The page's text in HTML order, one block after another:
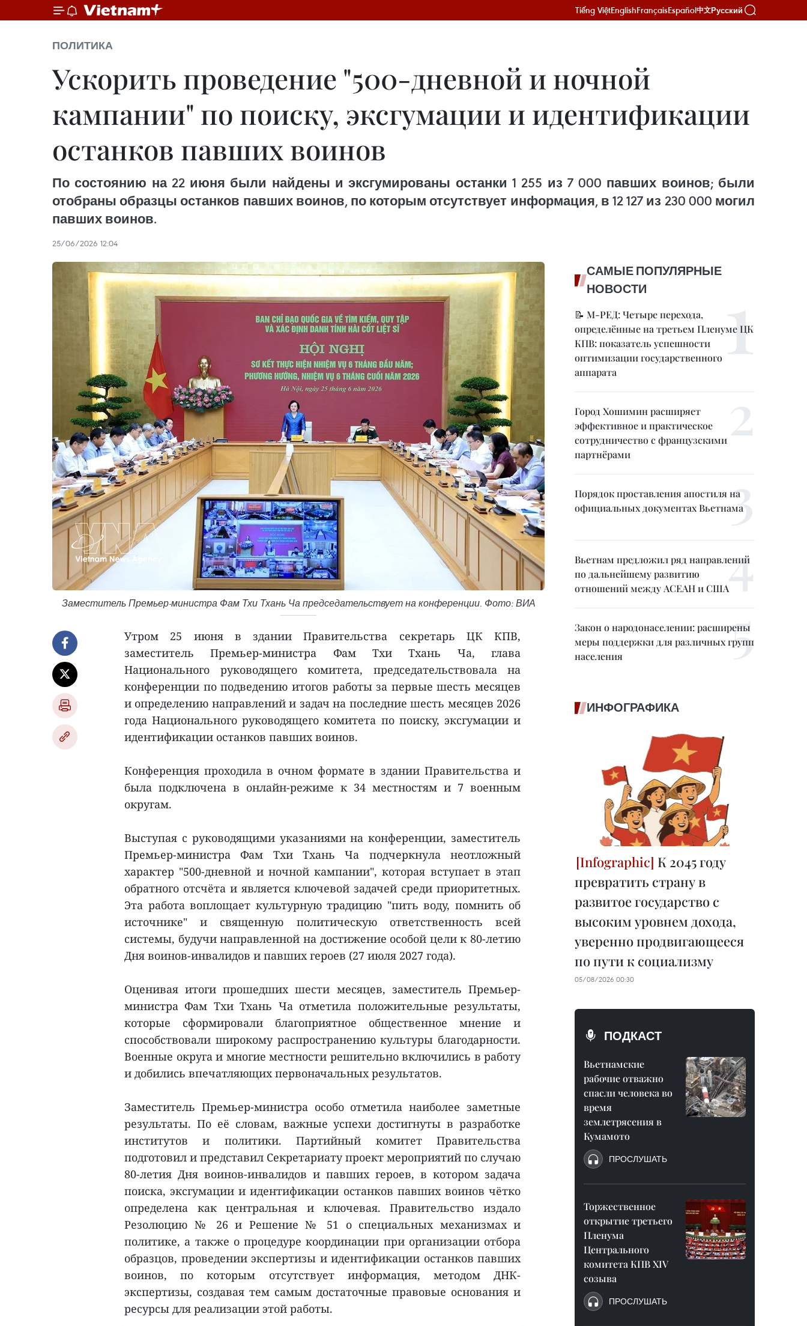
Tiếng ViệtEnglishFrançaisEspañol中文Русский
ПОЛИТИКА
Ускорить проведение "500-дневной и ночной
кампании" по поиску, эксгумации и идентификации
останков павших воинов
По состоянию на 22 июня были найдены и эксгумированы останки 1 255 из 7 000 павших воинов; были
отобраны образцы останков павших воинов, по которым отсутствует информация, в 12 127 из 230 000 могил
павших воинов.
25/06/2026 12:04
Заместитель Премьер-министра Фам Тхи Тхань Ча председательствует на конференции. Фото: ВИА
Утром 25 июня в здании Правительства секретарь ЦК КПВ,
заместитель Премьер-министра Фам Тхи Тхань Ча, глава
Национального руководящего комитета, председательствовала на
конференции по подведению итогов работы за первые шесть месяцев
и определению направлений и задач на последние шесть месяцев 2026
года Национального руководящего комитета по поиску, эксгумации и
идентификации останков павших воинов.
Конференция проходила в очном формате в здании Правительства и
была подключена в онлайн-режиме к 34 местностям и 7 военным
округам.
Выступая с руководящими указаниями на конференции, заместитель
Премьер-министра Фам Тхи Тхань Ча подчеркнула неотложный
характер "500-дневной и ночной кампании", которая вступает в этап
обратного отсчёта и является ключевой задачей среди приоритетных.
Эта работа воплощает культурную традицию "пить воду, помнить об
источнике" и священную политическую ответственность всей
системы, будучи направленной на достижение особой цели к 80-летию
Дня воинов-инвалидов и павших героев (27 июля 2027 года).
Оценивая итоги прошедших шести месяцев, заместитель Премьер-
министра Фам Тхи Тхань Ча отметила положительные результаты,
которые сформировали благоприятное общественное мнение и
способствовали широкому распространению культуры благодарности.
Военные округа и многие местности решительно включились в работу
и добились впечатляющих первоначальных результатов.
Заместитель Премьер-министра особо отметила наиболее заметные
результаты. По её словам, важные успехи достигнуты в разработке
институтов и политики. Партийный комитет Правительства
подготовил и представил Секретариату проект мероприятий по случаю
80-летия Дня воинов-инвалидов и павших героев, в котором задача
поиска, эксгумации и идентификации останков павших воинов чётко
определена как центральная и ключевая. Правительство издало
Резолюцию № 26 и Решение № 51 о специальных механизмах и
политике, а также о процедуре координации при организации отбора
образцов, проведении экспертизы и идентификации останков павших
воинов, по которым отсутствует информация, методом ДНК-
экспертизы, создавая тем самым достаточные правовые основания и
ресурсы для реализации этой работы.
САМЫЕ ПОПУЛЯРНЫЕ
НОВОСТИ
📝 М-РЕД: Четыре перехода,
определённые на третьем Пленуме ЦК
КПВ: показатель успешности
оптимизации государственного
аппарата
Город Хошимин расширяет
эффективное и практическое
сотрудничество с французскими
партнёрами
Порядок проставления апостиля на
официальных документах Вьетнама
Вьетнам предложил ряд направлений
по дальнейшему развитию
отношений между АСЕАН и США
Закон о народонаселении: расширены
меры поддержки для различных групп
населения
ИНФОГРАФИКА
К 2045 году
превратить страну в
развитое государство с
высоким уровнем дохода,
уверенно продвигающееся
по пути к социализму
05/08/2026 00:30
ПОДКАСТ
Вьетнамские
рабочие отважно
спасли человека во
время
землетрясения в
Кумамото
ПРОСЛУШАТЬ
Торжественное
открытие третьего
Пленума
Центрального
комитета КПВ XIV
созыва
ПРОСЛУШАТЬ